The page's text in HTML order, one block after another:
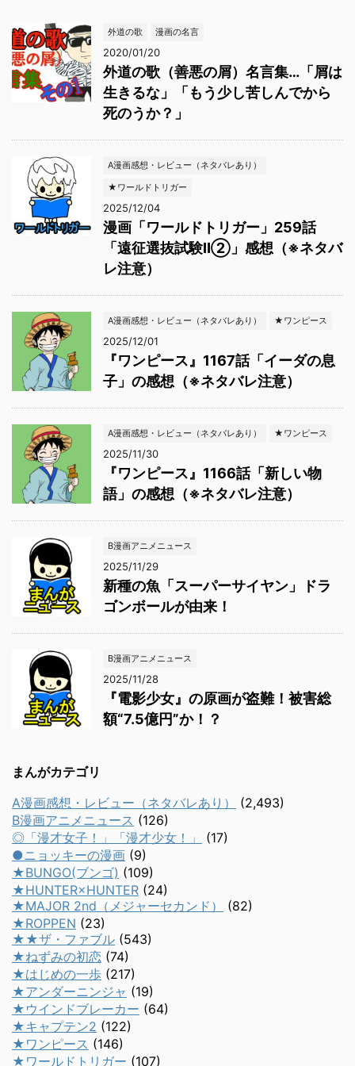
外道の歌 漫画の名言
2020/01/20
外道の歌（善悪の屑）名言集…「屑は
生きるな」「もう少し苦しんでから
死のうか？」
A漫画感想・レビュー（ネタバレあり）
★ワールドトリガー
2025/12/04
漫画「ワールドトリガー」259話
「遠征選抜試験Ⅱ②」感想（※ネタバ
レ注意）
A漫画感想・レビュー（ネタバレあり） ★ワンピース
2025/12/01
『ワンピース』1167話「イーダの息
子」の感想（※ネタバレ注意）
A漫画感想・レビュー（ネタバレあり） ★ワンピース
2025/11/30
『ワンピース』1166話「新しい物
語」の感想（※ネタバレ注意）
B漫画アニメニュース
2025/11/29
新種の魚「スーパーサイヤン」ドラ
ゴンボールが由来！
B漫画アニメニュース
2025/11/28
『電影少女』の原画が盗難！被害総
額“7.5億円”か！？
まんがカテゴリ
A漫画感想・レビュー（ネタバレあり）
(2,493)
B漫画アニメニュース (126)
◎「漫才女子！」「漫才少女！」
(17)
●ニョッキーの漫画 (9)
★BUNGO(ブンゴ) (109)
★HUNTER×HUNTER (24)
★MAJOR 2nd（メジャーセカンド）
(82)
★ROPPEN (23)
★★ザ・ファブル (543)
★ねずみの初恋 (74)
★はじめの一歩 (217)
★アンダーニンジャ (19)
★ウインドブレーカー (64)
★キャプテン2 (122)
★ワンピース (146)
★ワールドトリガー (107)